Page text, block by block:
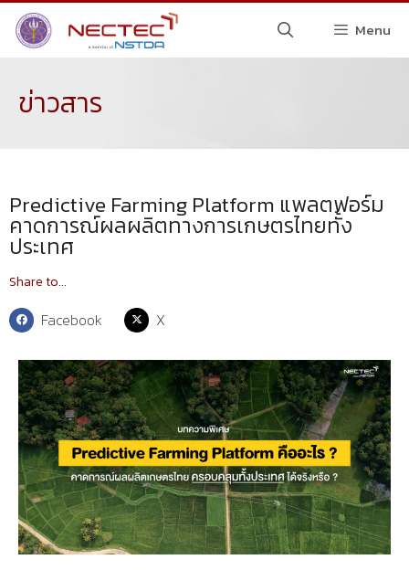
Menu
ข่าวสาร
Predictive Farming Platform แพลตฟอร์ม
คาดการณ์ผลผลิตทางการเกษตรไทยทั้ง
ประเทศ
Share to...
Facebook X